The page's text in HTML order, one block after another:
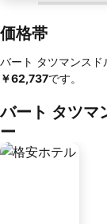
価格帯
バート タツマンスド
￥62,737です。
バート タツマ
ー